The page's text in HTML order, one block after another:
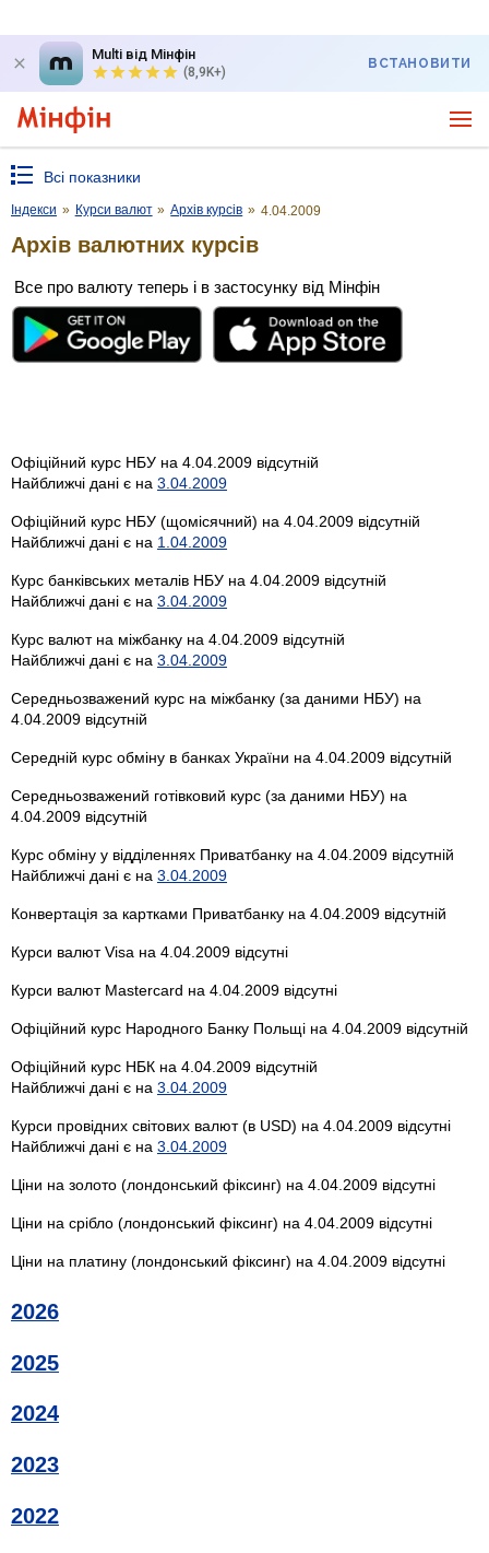
Multi від Мінфін
(8,9K+)
ВСТАНОВИТИ
Всі показники
Індекси » Курси валют » Архів курсів » 4.04.2009
Архів валютних курсів
Все про валюту теперь і в застосунку від Мінфін
Офіційний курс НБУ на 4.04.2009 відсутній
Найближчі дані є на 3.04.2009
Офіційний курс НБУ (щомісячний) на 4.04.2009 відсутній
Найближчі дані є на 1.04.2009
Курс банківських металів НБУ на 4.04.2009 відсутній
Найближчі дані є на 3.04.2009
Курс валют на міжбанку на 4.04.2009 відсутній
Найближчі дані є на 3.04.2009
Середньозважений курс на міжбанку (за даними НБУ) на
4.04.2009 відсутній
Середній курс обміну в банках України на 4.04.2009 відсутній
Середньозважений готівковий курс (за даними НБУ) на
4.04.2009 відсутній
Курс обміну у відділеннях Приватбанку на 4.04.2009 відсутній
Найближчі дані є на 3.04.2009
Конвертація за картками Приватбанку на 4.04.2009 відсутній
Курси валют Visa на 4.04.2009 відсутні
Курси валют Mastercard на 4.04.2009 відсутні
Офіційний курс Народного Банку Польщі на 4.04.2009 відсутній
Офіційний курс НБК на 4.04.2009 відсутній
Найближчі дані є на 3.04.2009
Курси провідних світових валют (в USD) на 4.04.2009 відсутні
Найближчі дані є на 3.04.2009
Ціни на золото (лондонський фіксинг) на 4.04.2009 відсутні
Ціни на срібло (лондонський фіксинг) на 4.04.2009 відсутні
Ціни на платину (лондонський фіксинг) на 4.04.2009 відсутні
2026
2025
2024
2023
2022